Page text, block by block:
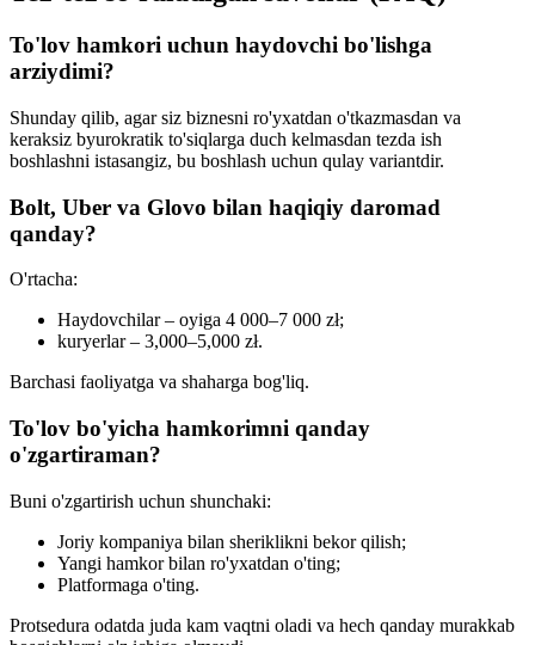
To'lov hamkori uchun haydovchi bo'lishga
arziydimi?
Shunday qilib, agar siz biznesni ro'yxatdan o'tkazmasdan va
keraksiz byurokratik to'siqlarga duch kelmasdan tezda ish
boshlashni istasangiz, bu boshlash uchun qulay variantdir.
Bolt, Uber va Glovo bilan haqiqiy daromad
qanday?
O'rtacha:
Haydovchilar – oyiga 4 000–7 000 zł;
kuryerlar – 3,000–5,000 zł.
Barchasi faoliyatga va shaharga bog'liq.
To'lov bo'yicha hamkorimni qanday
o'zgartiraman?
Buni o'zgartirish uchun shunchaki:
Joriy kompaniya bilan sheriklikni bekor qilish;
Yangi hamkor bilan ro'yxatdan o'ting;
Platforma­ga o'ting.
Protsedura odatda juda kam vaqtni oladi va hech qanday murakkab